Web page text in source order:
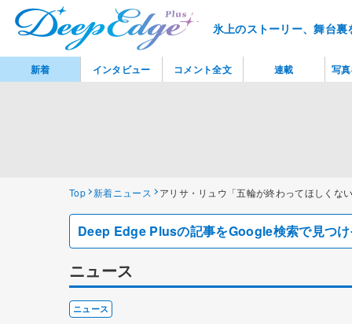
氷上のストーリー、舞台
Top 新着ニュース アリサ・リュウ「五輪が終わってほしく
Deep Edge Plusの記事をGoogle検索で見つ
ニュース
ニュース
新着 インタビュー コメント全文 連載 写